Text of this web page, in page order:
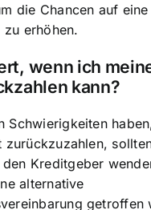
die Chancen auf eine
zu erhöhen.
wenn ich
kann?
Schwierigkeiten
zurückzuzahlen,
den Kreditgeber
alternative
getroffen